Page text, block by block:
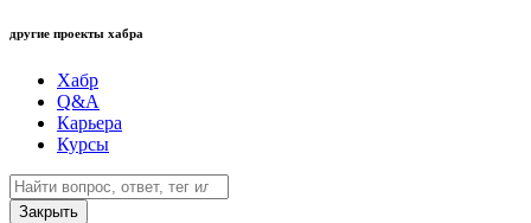
другие проекты хабра
Хабр
Q&A
Карьера
Курсы
Закрыть